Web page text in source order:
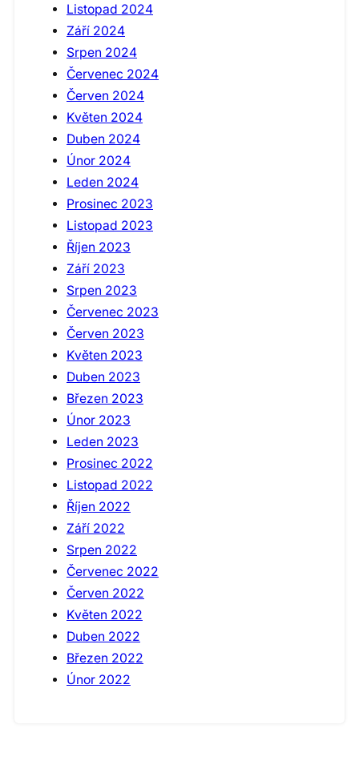
Listopad 2024
Září 2024
Srpen 2024
Červenec 2024
Červen 2024
Květen 2024
Duben 2024
Únor 2024
Leden 2024
Prosinec 2023
Listopad 2023
Říjen 2023
Září 2023
Srpen 2023
Červenec 2023
Červen 2023
Květen 2023
Duben 2023
Březen 2023
Únor 2023
Leden 2023
Prosinec 2022
Listopad 2022
Říjen 2022
Září 2022
Srpen 2022
Červenec 2022
Červen 2022
Květen 2022
Duben 2022
Březen 2022
Únor 2022